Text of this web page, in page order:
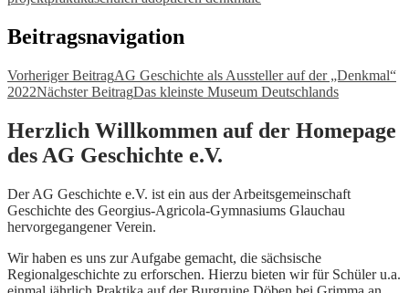
Beitragsnavigation
Vorheriger BeitragAG Geschichte als Aussteller auf der „Denkmal“
2022Nächster BeitragDas kleinste Museum Deutschlands
Herzlich Willkommen auf der Homepage
des AG Geschichte e.V.
Der AG Geschichte e.V. ist ein aus der Arbeitsgemeinschaft
Geschichte des Georgius-Agricola-Gymnasiums Glauchau
hervorgegangener Verein.
Wir haben es uns zur Aufgabe gemacht, die sächsische
Regionalgeschichte zu erforschen. Hierzu bieten wir für Schüler u.a.